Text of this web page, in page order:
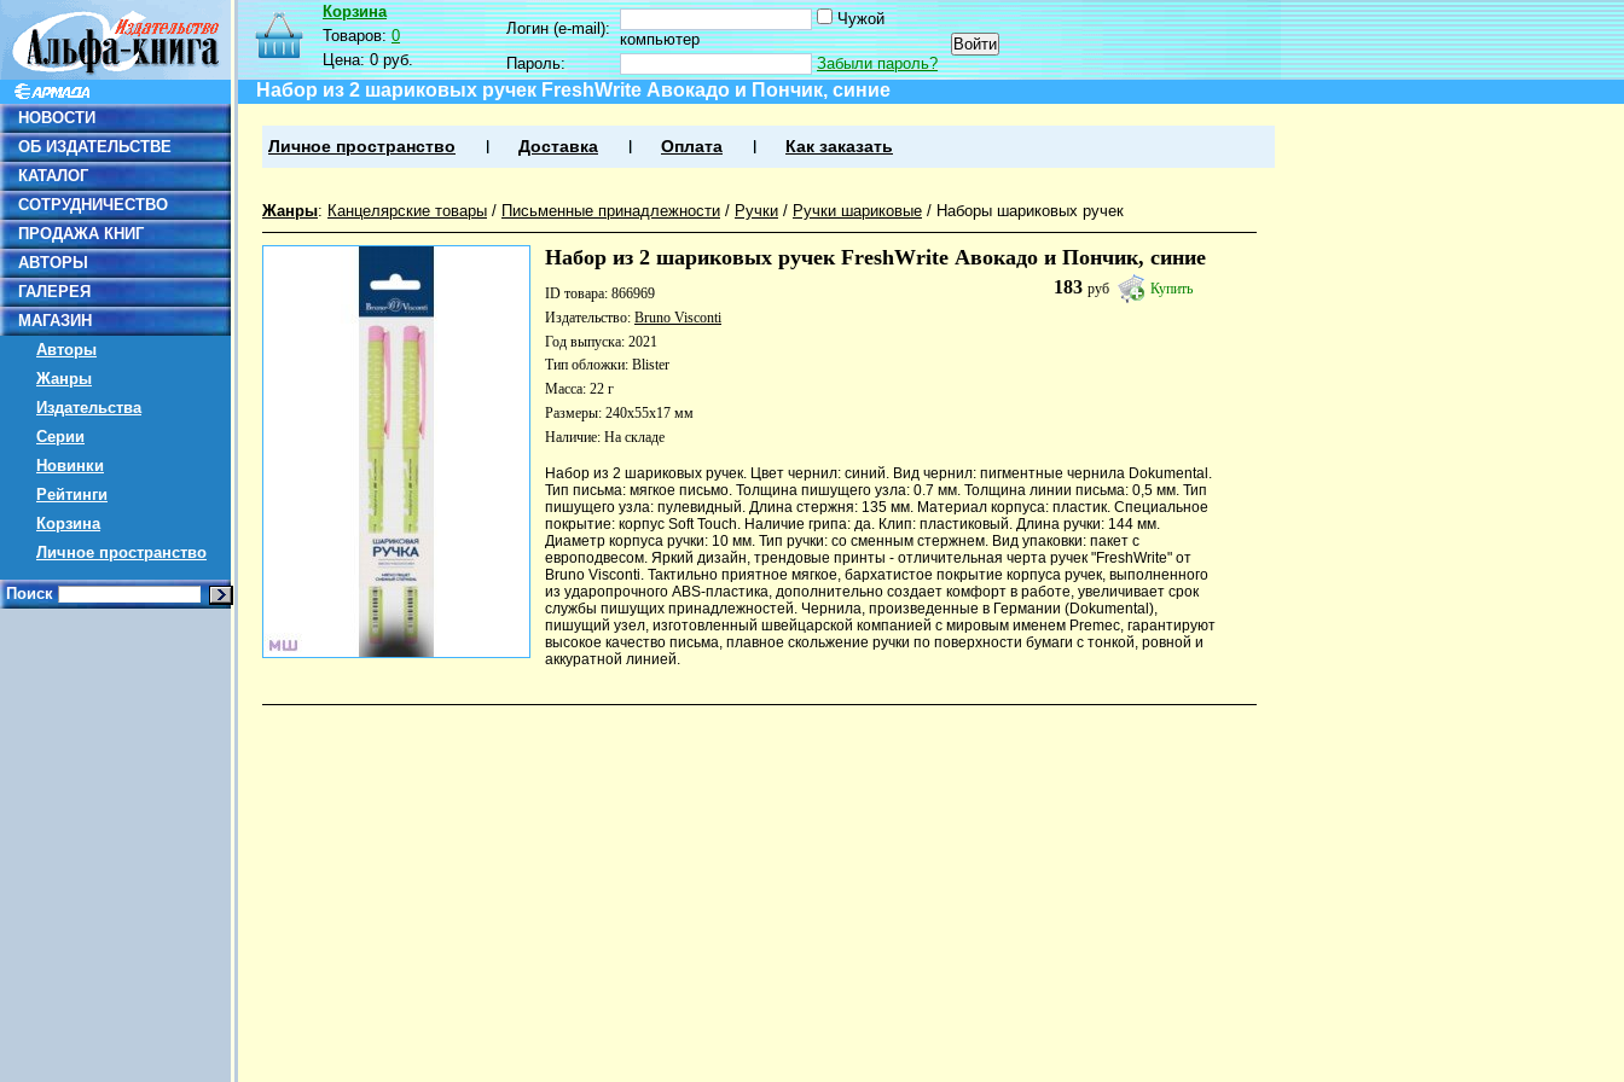
НОВОСТИ
ОБ ИЗДАТЕЛЬСТВЕ
КАТАЛОГ
СОТРУДНИЧЕСТВО
ПРОДАЖА КНИГ
АВТОРЫ
ГАЛЕРЕЯ
МАГАЗИН
Авторы
Жанры
Издательства
Серии
Новинки
Рейтинги
Корзина
Личное пространство
Поиск
Корзина
Товаров:0
Цена:0 руб.
Логин (e-mail):
Чужой
компьютер
Пароль:
Забыли пароль?
Набор из 2 шариковых ручек FreshWrite Авокадо и Пончик, синие
Личное пространство Доставка Оплата Как заказать
Жанры: Канцелярские товары / Письменные принадлежности / Ручки / Ручки шариковые / Наборы шариковых ручек
Набор из 2 шариковых ручек FreshWrite Авокадо и Пончик, синие
183руб Купить
ID товара: 866969
Издательство: Bruno Visconti
Год выпуска: 2021
Тип обложки: Blister
Масса: 22 г
Размеры: 240x55x17 мм
Наличие: На складе
Набор из 2 шариковых ручек. Цвет чернил: синий. Вид чернил: пигментные чернила Dokumental.
Тип письма: мягкое письмо. Толщина пишущего узла: 0.7 мм. Толщина линии письма: 0,5 мм. Тип
пишущего узла: пулевидный. Длина стержня: 135 мм. Материал корпуса: пластик. Специальное
покрытие: корпус Soft Touch. Наличие грипа: да. Клип: пластиковый. Длина ручки: 144 мм.
Диаметр корпуса ручки: 10 мм. Тип ручки: со сменным стержнем. Вид упаковки: пакет с
европодвесом. Яркий дизайн, трендовые принты - отличительная черта ручек "FreshWrite" от
Bruno Visconti. Тактильно приятное мягкое, бархатистое покрытие корпуса ручек, выполненного
из ударопрочного ABS-пластика, дополнительно создает комфорт в работе, увеличивает срок
службы пишущих принадлежностей. Чернила, произведенные в Германии (Dokumental),
пишущий узел, изготовленный швейцарской компанией с мировым именем Premec, гарантируют
высокое качество письма, плавное скольжение ручки по поверхности бумаги с тонкой, ровной и
аккуратной линией.